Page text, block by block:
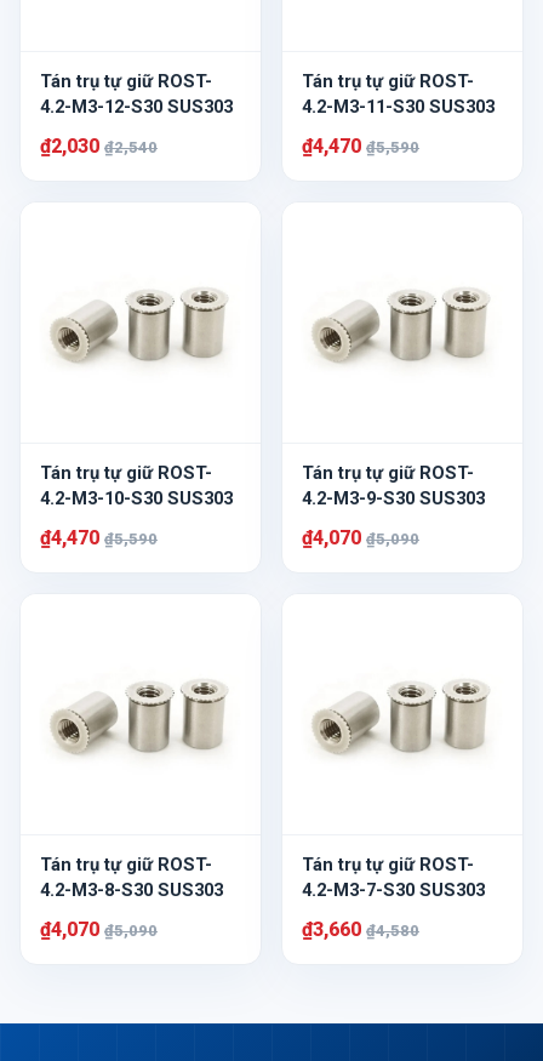
Tán trụ tự giữ ROST-
4.2-M3-12-S30 SUS303
₫2,030 ₫2,540
Tán trụ tự giữ ROST-
4.2-M3-11-S30 SUS303
₫4,470 ₫5,590
Tán trụ tự giữ ROST-
4.2-M3-10-S30 SUS303
₫4,470 ₫5,590
Tán trụ tự giữ ROST-
4.2-M3-9-S30 SUS303
₫4,070 ₫5,090
Tán trụ tự giữ ROST-
4.2-M3-8-S30 SUS303
₫4,070 ₫5,090
Tán trụ tự giữ ROST-
4.2-M3-7-S30 SUS303
₫3,660 ₫4,580